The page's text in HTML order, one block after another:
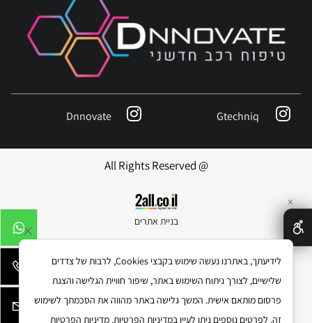
Gtechniq
Dnnovate
@ All Rights Reserved
בניית אתרים
✕
לידיעתך, באתרנו נעשה שימוש בקבצי Cookies, לרבות של צדדים
שלישיים, לצורך ניתוח השימוש באתר, שיפור חוויית הגלישה והצגת
פרסום מותאם אישית. המשך גלישה באתר מהווה את הסכמתך לשימוש
זה. לפרטים נוספים ניתן לעיין במדיניות הפרטיות. מדיניות הפרטיות